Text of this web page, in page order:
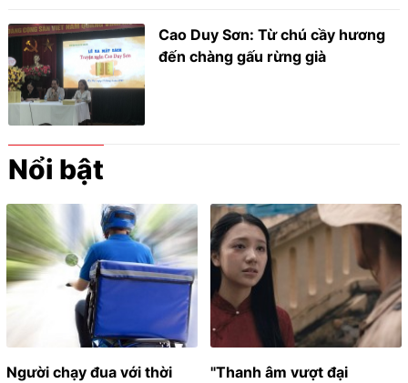
Cao Duy Sơn: Từ chú cầy hương
đến chàng gấu rừng già
Nổi bật
Người chạy đua với thời
"Thanh âm vượt đại